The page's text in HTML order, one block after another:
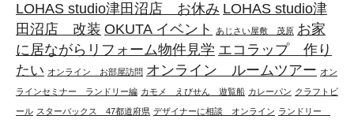
LOHAS studio津田沼店 お休み LOHAS studio津
田沼店 改装 OKUTA イベント あじさい屋敷 茂原 お家
に居ながらリフォーム物件見学 エコラップ 作り
たい オンライン お部屋訪問 オンライン ルームツアー オン
ラインセミナー ランドリー編 カモメ えびせん 遊覧船 カレーパン クラフトビ
ール スターバックス 47都道府県 デザイナーに相談 オンライン ランドリー